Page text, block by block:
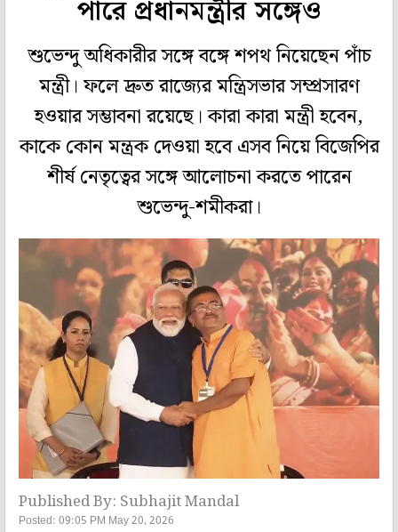
পারে প্রধানমন্ত্রীর সঙ্গেও
শুভেন্দু অধিকারীর সঙ্গে বঙ্গে শপথ নিয়েছেন পাঁচ
মন্ত্রী। ফলে দ্রুত রাজ্যের মন্ত্রিসভার সম্প্রসারণ
হওয়ার সম্ভাবনা রয়েছে। কারা কারা মন্ত্রী হবেন,
কাকে কোন মন্ত্রক দেওয়া হবে এসব নিয়ে বিজেপির
শীর্ষ নেতৃত্বের সঙ্গে আলোচনা করতে পারেন
শুভেন্দু-শমীকরা।
Published By: Subhajit Mandal
Posted: 09:05 PM May 20, 2026